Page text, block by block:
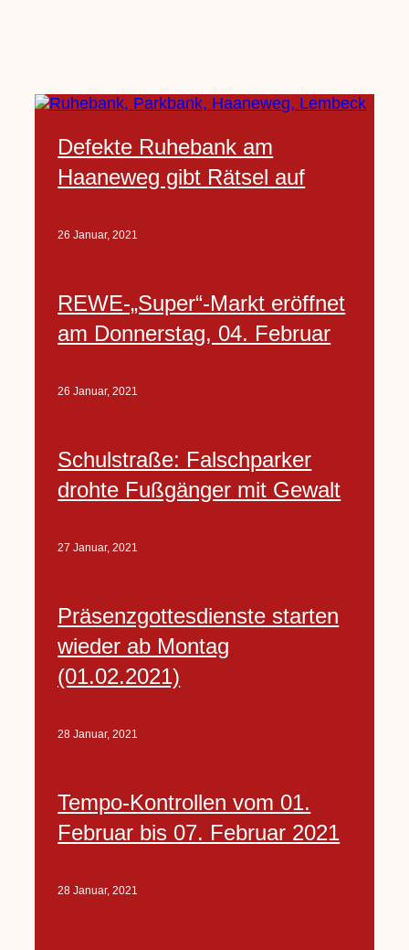
Defekte Ruhebank am
Haaneweg gibt Rätsel auf
26 Januar, 2021
REWE-„Super“-Markt eröffnet
am Donnerstag, 04. Februar
26 Januar, 2021
Schulstraße: Falschparker
drohte Fußgänger mit Gewalt
27 Januar, 2021
Präsenzgottesdienste starten
wieder ab Montag
(01.02.2021)
28 Januar, 2021
Tempo-Kontrollen vom 01.
Februar bis 07. Februar 2021
28 Januar, 2021